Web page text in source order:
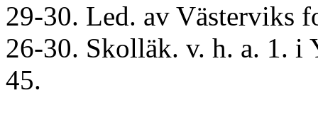
29-30. Led. av Västerviks
26-30. Skolläk. v. h. a. 1. i
45.